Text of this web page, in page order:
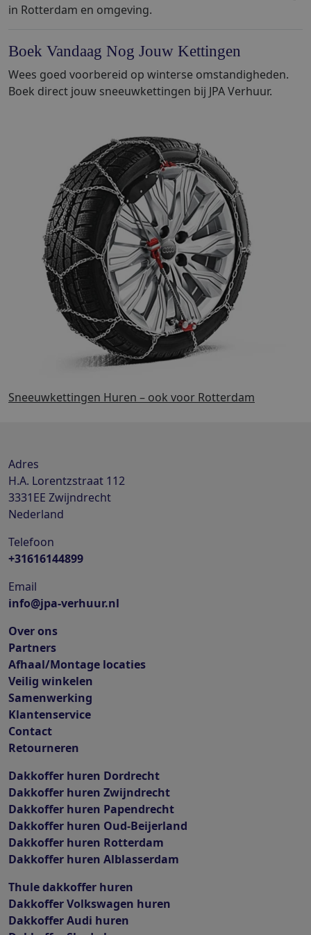
in Rotterdam en omgeving.
Boek Vandaag Nog Jouw Kettingen
Wees goed voorbereid op winterse omstandigheden.
Boek direct jouw sneeuwkettingen bij JPA Verhuur.
Sneeuwkettingen Huren – ook voor Rotterdam
Adres
H.A. Lorentzstraat 112
3331EE Zwijndrecht
Nederland
Telefoon
+31616144899
Email
info@jpa-verhuur.nl
Over ons
Partners
Afhaal/Montage locaties
Veilig winkelen
Samenwerking
Klantenservice
Contact
Retourneren
Dakkoffer huren Dordrecht
Dakkoffer huren Zwijndrecht
Dakkoffer huren Papendrecht
Dakkoffer huren Oud-Beijerland
Dakkoffer huren Rotterdam
Dakkoffer huren Alblasserdam
Thule dakkoffer huren
Dakkoffer Volkswagen huren
Dakkoffer Audi huren